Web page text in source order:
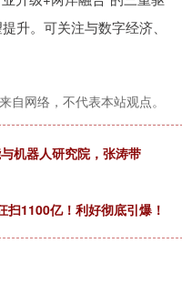
升。可关注与数字经济、
自网络，不代表本站观点。
机器人研究院，张涛带
1100亿！利好彻底引爆！